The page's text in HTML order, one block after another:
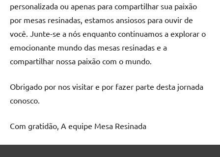
as
populares
River
Tables
e
de
personalizada ou apenas para compartilhar sua paixão
por mesas resinadas, estamos ansiosos para ouvir de
você. Junte-se a nós enquanto continuamos a explorar o
emocionante mundo das mesas resinadas e a
compartilhar nossa paixão com o mundo.
Obrigado por nos visitar e por fazer parte desta jornada
conosco.
Com gratidão, A equipe Mesa Resinada